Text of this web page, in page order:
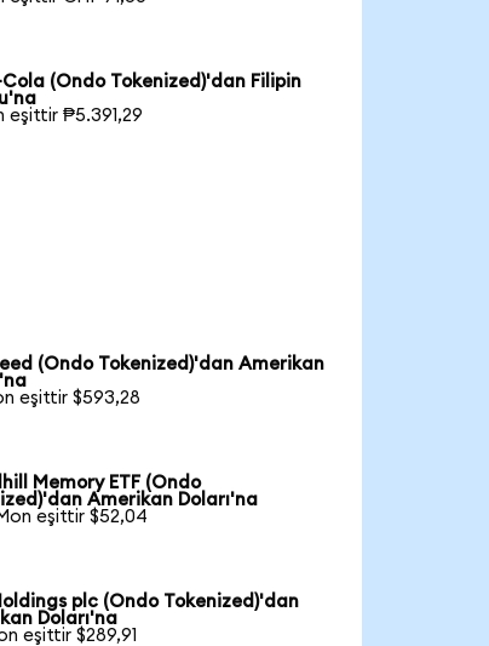
(Ondo Tokenized)'dan Filipin
eşittir ₱5.391,29
(Ondo Tokenized)'dan Amerikan
eşittir $593,28
Memory ETF (Ondo
Amerikan Doları'na
eşittir $52,04
plc (Ondo Tokenized)'dan
Doları'na
eşittir $289,91